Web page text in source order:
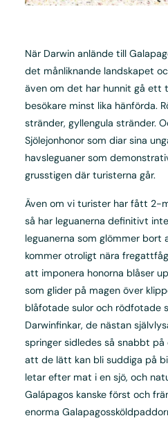
När Darwin anlände till
det månliknande landskapet
även om det har hunnit gå ett
besökare minst lika hänförda.
stränder, gyllengula stränder.
Sjölejonhonor som diar sina
havsleguaner som
grusstigen där turisterna går.
Även om vi turister har fått 2-
så har leguanerna definitivt
leguanerna som glömmer bort
kommer otroligt nära
att imponera honorna blåser
som glider på magen över
blåfotade sulor och rödfotade
Darwinfinkar, de nästan
springer sidledes så snabbt
att de lätt kan bli suddiga på
letar efter mat i en sjö, och
Galápagos kanske först och
enorma